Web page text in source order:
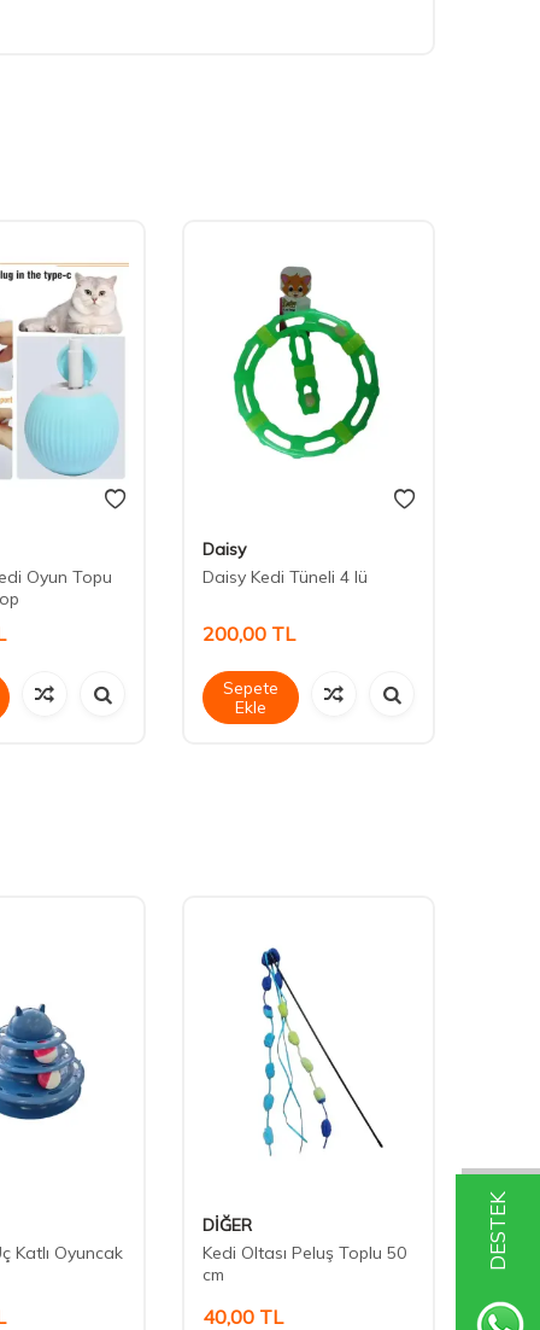
DESTEK
Oyun Topu
Daisy
Daisy Kedi Tüneli 4 lü
200,00 TL
Sepete
Ekle
Katlı Oyuncak
DİĞER
Kedi Oltası Peluş Toplu 50
cm
40,00 TL
Has